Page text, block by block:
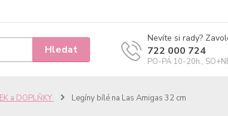
Hledat
Nevíte si rady?
722 000 724
PO-PÁ 10-20h.,
a DOPLŇKY Legíny bílé na Las Amigas 32 cm